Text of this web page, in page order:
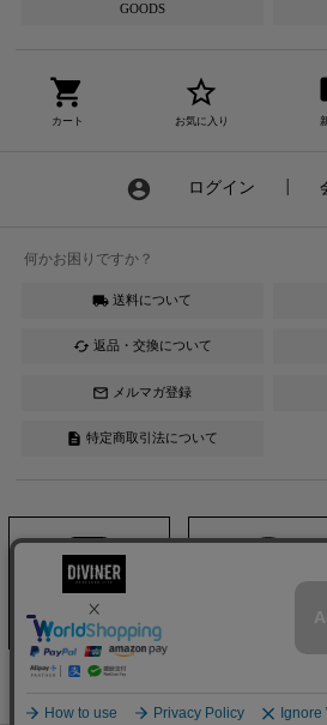
GOODS
shopping_cart
カート
star_border
お気に入り
account_circle ログイン
何かお困りですか？
local_shipping 送料について
cached 返品・交換について
mail_outline メルマガ登録
description 特定商取引法について
Instagram
DIVINER official